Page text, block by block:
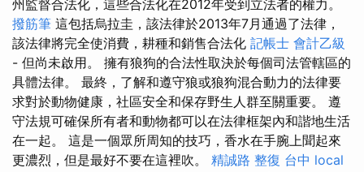
州監督合法化，這些合法化在2012年受到立法者的權力。
撥筋筆 這包括烏拉圭，該法律於2013年7月通過了法律，
該法律將完全使消費，耕種和銷售合法化 記帳士 會計乙級
- 但尚未啟用。 擁有狼狗的合法性取決於每個司法管轄區的
具體法律。 最終，了解和遵守狼或狼狗混合動力的法律要
求對於動物健康，社區安全和保存野生人群至關重要。 遵
守法規可確保所有者和動物都可以在法律框架內和諧地生活
在一起。 這是一個眾所周知的技巧，香水在手腕上聞起來
更濃烈，但是最好不要在這裡吹。 精誠路 整復 台中 local